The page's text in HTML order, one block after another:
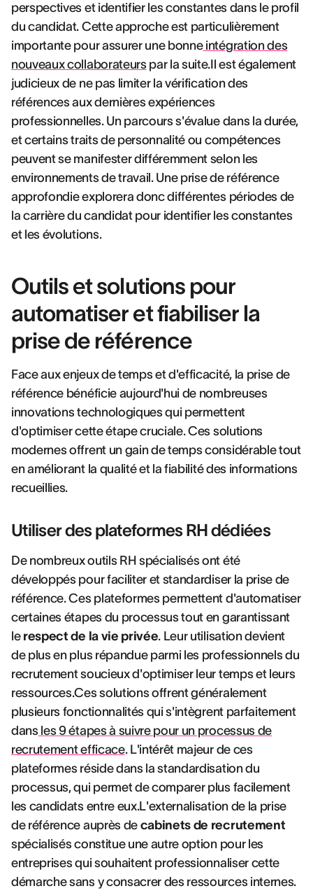
perspectives et identifier les constantes dans le profil
du candidat. Cette approche est particulièrement
importante pour assurer une bonneintégration des
nouveaux collaborateurspar la suite.Il est également
judicieux de ne pas limiter la vérification des
références aux dernières expériences
professionnelles. Un parcours s'évalue dans la durée,
et certains traits de personnalité ou compétences
peuvent se manifester différemment selon les
environnements de travail. Une prise de référence
approfondie explorera donc différentes périodes de
la carrière du candidat pour identifier les constantes
et les évolutions.
Outils et solutions pour
automatiser et fiabiliser la
prise de référence
Face aux enjeux de temps et d'efficacité, la prise de
référence bénéficie aujourd'hui de nombreuses
innovations technologiques qui permettent
d'optimiser cette étape cruciale. Ces solutions
modernes offrent un gain de temps considérable tout
en améliorant la qualité et la fiabilité des informations
recueillies.
Utiliser des plateformes RH dédiées
De nombreux outils RH spécialisés ont été
développés pour faciliter et standardiser la prise de
référence. Ces plateformes permettent d'automatiser
certaines étapes du processus tout en garantissant
le respect de la vie privée. Leur utilisation devient
de plus en plus répandue parmi les professionnels du
recrutement soucieux d'optimiser leur temps et leurs
ressources.Ces solutions offrent généralement
plusieurs fonctionnalités qui s'intègrent parfaitement
dansles 9 étapes à suivre pour un processus de
recrutement efficace. L'intérêt majeur de ces
plateformes réside dans la standardisation du
processus, qui permet de comparer plus facilement
les candidats entre eux.L'externalisation de la prise
de référence auprès de cabinets de recrutement
spécialisés constitue une autre option pour les
entreprises qui souhaitent professionnaliser cette
démarche sans y consacrer des ressources internes.